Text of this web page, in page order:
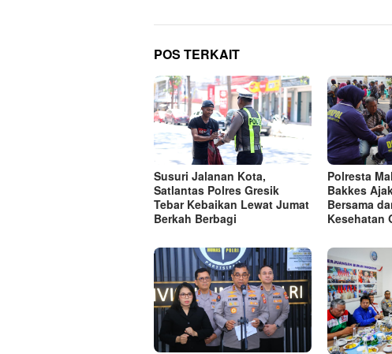
POS TERKAIT
Susuri Jalanan Kota,
Satlantas Polres Gresik
Tebar Kebaikan Lewat Jumat
Berkah Berbagi
Polresta
Bakkes
Bersama
Kesehatan